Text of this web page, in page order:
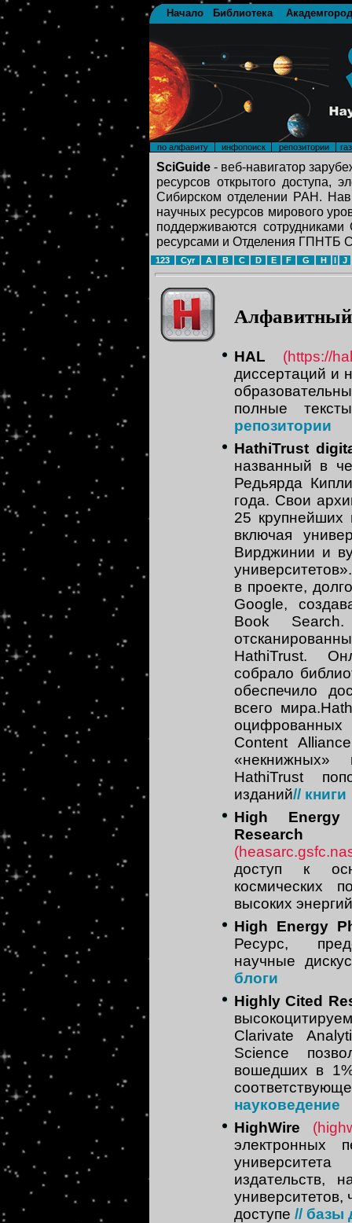
Начало Библиотека
по алфавиту инфопоиск репозитории
SciGuide - веб-навигатор
ресурсов открытого доступа,
Сибирском отделении РАН.
научных ресурсов мирового
поддерживаются
ресурсами и Отделения ГПНТБ
123 Cyr A B C D E F G H I J
Алфавитный
HAL
(https://
диссертаций и
полные
репозитории
HathiTrust
названный в
Редьярда
года. Свои
25 крупнейших
включая
Вирджинии и
в проекте,
Google,
Book Search.
HathiTrust.
собрало
обеспечило
всего
Content
«некнижных»
HathiTrust
изданий// книги
High Energy
доступ к
космических
высоких
High Energy
Ресурс,
научные
блоги
Highly Cited
Clarivate
Science
вошедших в
науковедение
HighWire
электронных
издательств,
университетов,
доступе // базы